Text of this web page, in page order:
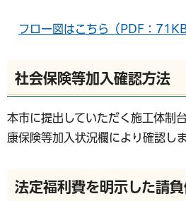
フロー図はこちら（PDF：71KB
社会保険等加入確認方法
本市に提出していただく施工体制
康保険等加入状況欄により確認しま
法定福利費を明示した請